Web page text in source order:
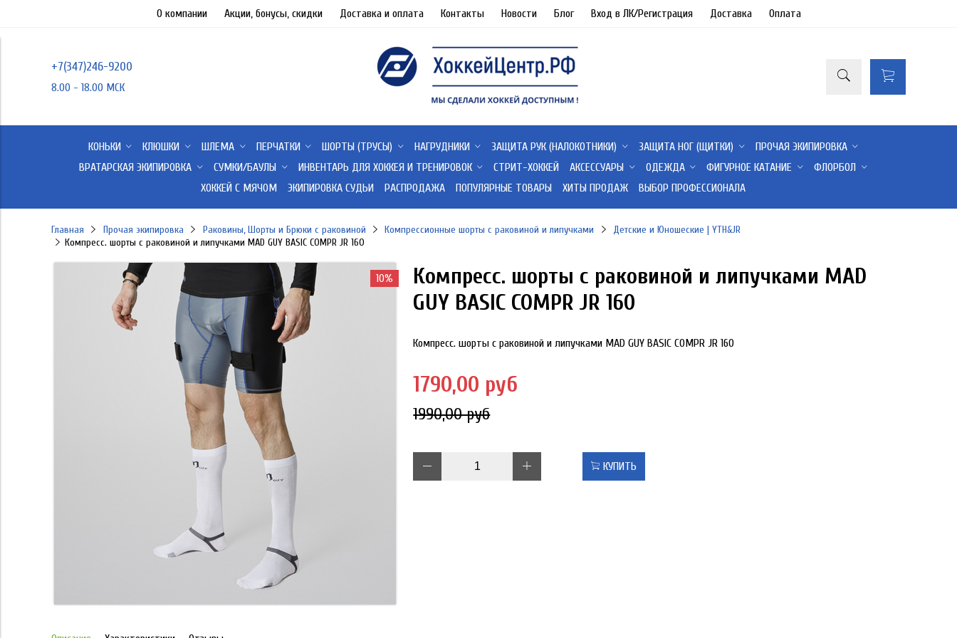
О компании Акции, бонусы, скидки Доставка и оплата Контакты Новости Блог Вход в ЛК/Регистрация Доставка Оплата
+7(347)246-9200
8.00 - 18.00 МСК
КОНЬКИ КЛЮШКИ ШЛЕМА ПЕРЧАТКИ ШОРТЫ (ТРУСЫ) НАГРУДНИКИ ЗАЩИТА РУК (НАЛОКОТНИКИ) ЗАЩИТА НОГ (ЩИТКИ)
ПРОЧАЯ ЭКИПИРОВКА
ВРАТАРСКАЯ ЭКИПИРОВКА
СУМКИ/БАУЛЫ ИНВЕНТАРЬ ДЛЯ ХОККЕЯ И ТРЕНИРОВОК СТРИТ-ХОККЕЙ АКСЕССУАРЫ ОДЕЖДА ФИГУРНОЕ КАТАНИЕ
ФЛОРБОЛ
ХОККЕЙ С МЯЧОМ
ЭКИПИРОВКА СУДЬИ РАСПРОДАЖА ПОПУЛЯРНЫЕ ТОВАРЫ ХИТЫ ПРОДАЖ ВЫБОР ПРОФЕССИОНАЛА
Главная Прочая экипировка Раковины, Шорты и Брюки с раковиной Компрессионные шорты с раковиной и липучками
Детские и Юношеские | YTH&JR
Компресс. шорты с раковиной и липучками MAD GUY BASIC COMPR JR 160
10%
Компресс. шорты с раковиной и липучками MAD
GUY BASIC COMPR JR 160
Компресс. шорты с раковиной и липучками MAD GUY BASIC COMPR JR 160
1790,00 руб
1990,00 руб
КУПИТЬ